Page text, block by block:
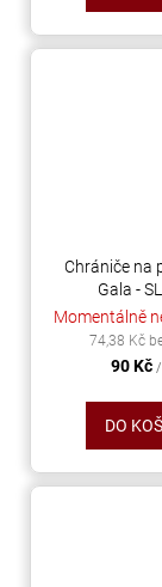
Chrániče na
Gala -
Momentálně
74,38 Kč
90 Kč
DO